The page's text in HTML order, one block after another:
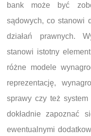
bank może być
sądowych, co stanowi
działań prawnych.
stanowi istotny
różne modele
reprezentację,
sprawy czy też system
dokładnie zapoznać
ewentualnymi